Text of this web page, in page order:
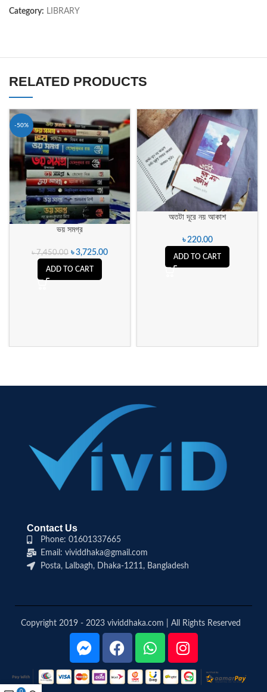
Category: LIBRARY
RELATED PRODUCTS
-50%
ভয় সমগ্র
৳7,450.00 ৳3,725.00
ADD TO CART
অতটা দূরে নয় আকাশ
৳220.00
ADD TO CART
Contact Us
Phone: 01601337665
Email: vividdhaka@gmail.com
Posta, Lalbagh, Dhaka-1211, Bangladesh
Copyright 2019 - 2023 vividdhaka.com | All Rights Reserved